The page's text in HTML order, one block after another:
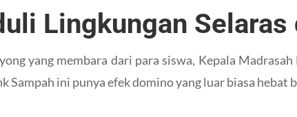
Lingkungan
yang membara dari para siswa, Kepala
Sampah ini punya efek domino yang luar biasa hebat